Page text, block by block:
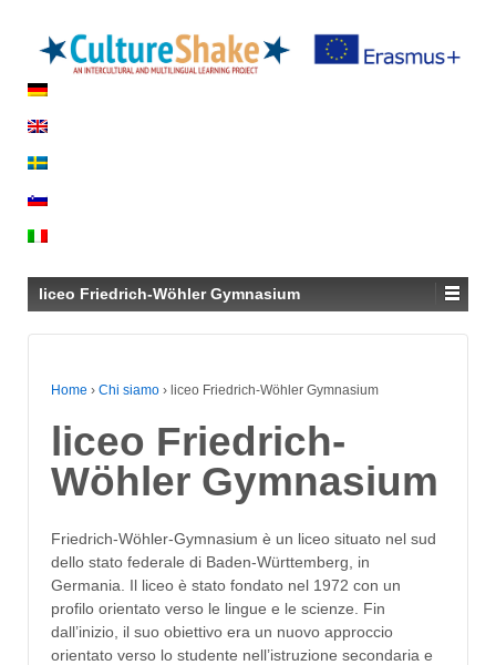
liceo Friedrich-Wöhler Gymnasium
Home › Chi siamo › liceo Friedrich-Wöhler Gymnasium
liceo Friedrich-
Wöhler Gymnasium
Friedrich-Wöhler-Gymnasium è un liceo situato nel sud
dello stato federale di Baden-Württemberg, in
Germania. Il liceo è stato fondato nel 1972 con un
profilo orientato verso le lingue e le scienze. Fin
dall’inizio, il suo obiettivo era un nuovo approccio
orientato verso lo studente nell’istruzione secondaria e